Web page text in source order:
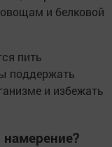
и белковой
пить
поддержать
и избежать